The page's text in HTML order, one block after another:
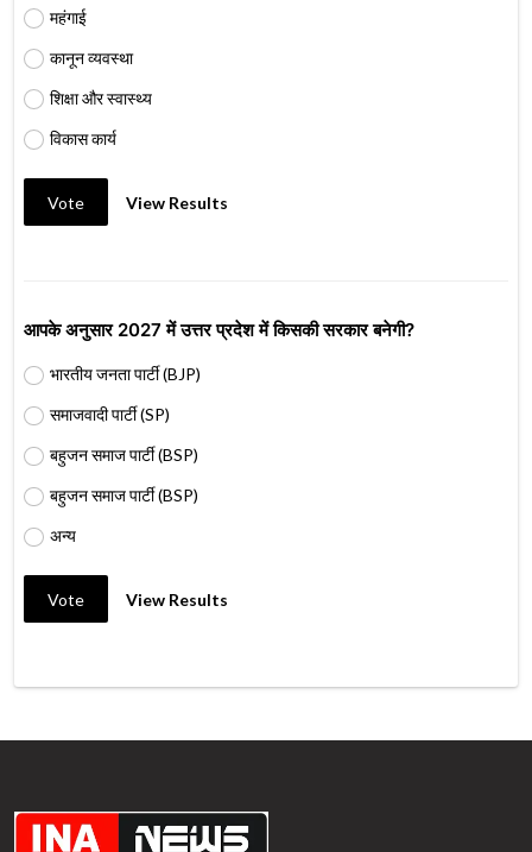
महंगाई
कानून व्यवस्था
शिक्षा और स्वास्थ्य
विकास कार्य
Vote View Results
आपके अनुसार 2027 में उत्तर प्रदेश में किसकी सरकार बनेगी?
भारतीय जनता पार्टी (BJP)
समाजवादी पार्टी (SP)
बहुजन समाज पार्टी (BSP)
बहुजन समाज पार्टी (BSP)
अन्य
Vote View Results